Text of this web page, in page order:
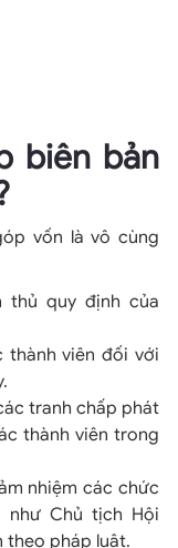
biên bản
vốn là vô cùng
thủ quy định của
thành viên đối với
tranh chấp phát
thành viên trong
nhiệm các chức
như Chủ tịch Hội
theo pháp luật.